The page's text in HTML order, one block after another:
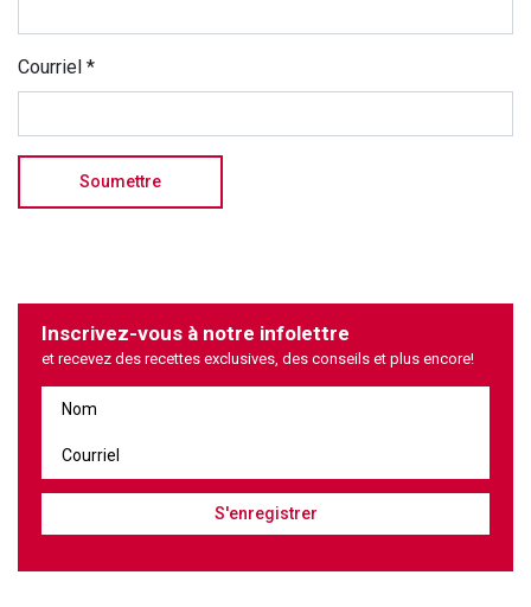
Courriel *
Inscrivez-vous à notre infolettre
et recevez des recettes exclusives, des conseils et plus encore!